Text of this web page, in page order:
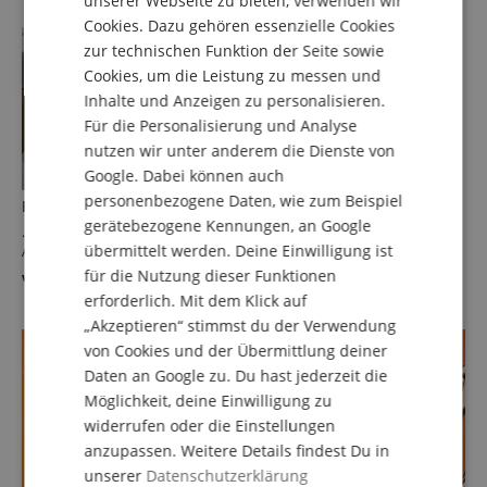
B-Waren, Retouren ...
… Ausstellungsstücke, Schnäppchen. Was ist was? Welcher
Artikelzustand bedeutet was?
weiterlesen
FRENCH
SPANISH
Cookies. Dazu gehören essenzielle Cookies
zur technischen Funktion der Seite sowie
Cookies, um die Leistung zu messen und
Inhalte und Anzeigen zu personalisieren.
Für die Personalisierung und Analyse
nutzen wir unter anderem die Dienste von
Google. Dabei können auch
personenbezogene Daten, wie zum Beispiel
gerätebezogene Kennungen, an Google
übermittelt werden. Deine Einwilligung ist
für die Nutzung dieser Funktionen
erforderlich. Mit dem Klick auf
„Akzeptieren“ stimmst du der Verwendung
von Cookies und der Übermittlung deiner
Daten an Google zu. Du hast jederzeit die
Möglichkeit, deine Einwilligung zu
widerrufen oder die Einstellungen
anzupassen. Weitere Details findest Du in
unserer Datenschutzerklärung